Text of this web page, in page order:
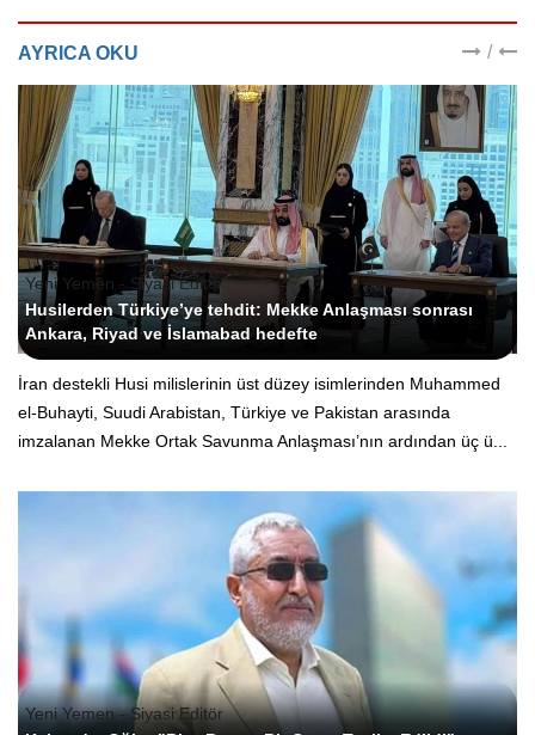
AYRICA OKU /
Yeni Yemen - Siyasi Editör
Husilerden Türkiye’ye tehdit: Mekke Anlaşması sonrası
Ankara, Riyad ve İslamabad hedefte
İran destekli Husi milislerinin üst düzey isimlerinden Muhammed
el-Buhayti, Suudi Arabistan, Türkiye ve Pakistan arasında
imzalanan Mekke Ortak Savunma Anlaşması’nın ardından üç ü...
Yeni Yemen - Siyasi Editör